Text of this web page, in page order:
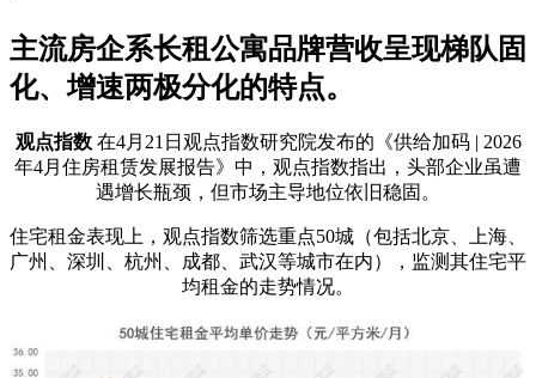
主流房企系长租公寓品牌营收呈现梯队固
化、增速两极分化的特点。
观点指数在4月21日观点指数研究院发布的《供给加码 | 2026
年4月住房租赁发展报告》中，观点指数指出，头部企业虽遭
遇增长瓶颈，但市场主导地位依旧稳固。
住宅租金表现上，观点指数筛选重点50城（包括北京、上海、
广州、深圳、杭州、成都、武汉等城市在内），监测其住宅平
均租金的走势情况。